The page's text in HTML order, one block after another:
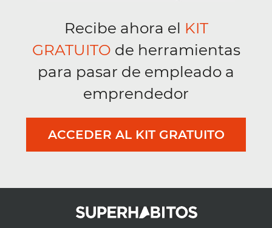
Recibe ahora el KIT
GRATUITO de herramientas
para pasar de empleado a
emprendedor
ACCEDER AL KIT GRATUITO